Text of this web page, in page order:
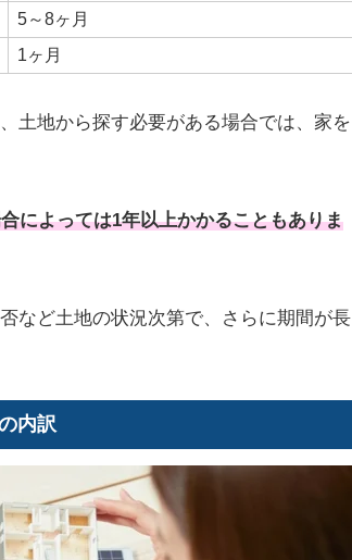
5～8ヶ月
1ヶ月
土地から探す必要がある場合では、家を
によっては1年以上かかることもありま
など土地の状況次第で、さらに期間が長
内訳